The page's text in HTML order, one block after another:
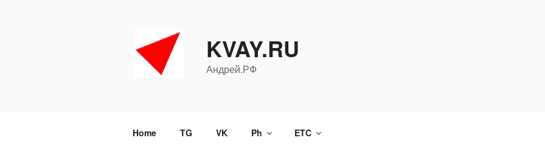
KVAY.RU
Андрей.РФ
Home TG VK Ph ETC